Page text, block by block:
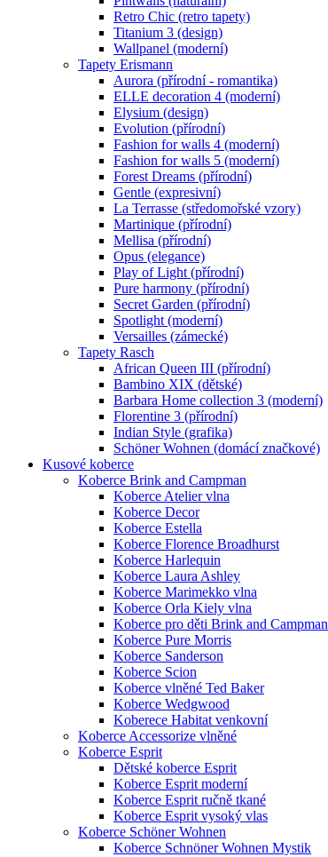
Retro Chic (retro tapety)
Titanium 3 (design)
Wallpanel (moderní)
Tapety Erismann
Aurora (přírodní - romantika)
ELLE decoration 4 (moderní)
Elysium (design)
Evolution (přírodní)
Fashion for walls 4 (moderní)
Fashion for walls 5 (moderní)
Forest Dreams (přírodní)
Gentle (expresivní)
La Terrasse (středomořské vzory)
Martinique (přírodní)
Mellisa (přírodní)
Opus (elegance)
Play of Light (přírodní)
Pure harmony (přírodní)
Secret Garden (přírodní)
Spotlight (moderní)
Versailles (zámecké)
Tapety Rasch
African Queen III (přírodní)
Bambino XIX (dětské)
Barbara Home collection 3 (moderní)
Florentine 3 (přírodní)
Indian Style (grafika)
Schöner Wohnen (domácí značkové)
Kusové koberce
Koberce Brink and Campman
Koberce Atelier vlna
Koberce Decor
Koberce Estella
Koberce Florence Broadhurst
Koberce Harlequin
Koberce Laura Ashley
Koberce Marimekko vlna
Koberce Orla Kiely vlna
Koberce pro děti Brink and Campman
Koberce Pure Morris
Koberce Sanderson
Koberce Scion
Koberce vlněné Ted Baker
Koberce Wedgwood
Koberece Habitat venkovní
Koberce Accessorize vlněné
Koberce Esprit
Dětské koberce Esprit
Koberce Esprit moderní
Koberce Esprit ručně tkané
Koberce Esprit vysoký vlas
Koberce Schöner Wohnen
Koberce Schnöner Wohnen Mystik